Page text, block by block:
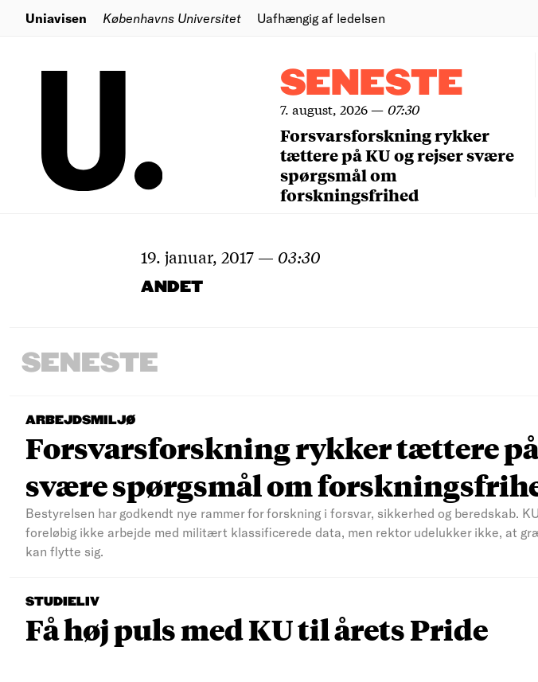
Uniavisen Københavns Universitet Uafhængig af ledelsen
SENESTE
7. august, 2026— 07:30
Forsvarsforskning rykker
tættere på KU og rejser svære
spørgsmål om
forskningsfrihed
19. januar, 2017 — 03:30
ANDET
SENESTE
ARBEJDSMILJØ
Forsvarsforskning rykker tættere på
svære spørgsmål om
Bestyrelsen har godkendt nye rammer for forskning i forsvar, sikkerhed og beredskab.
foreløbig ikke arbejde med militært klassificerede data, men rektor udelukker ikke, at
kan flytte sig.
STUDIELIV
Få høj puls med KU til årets Pride